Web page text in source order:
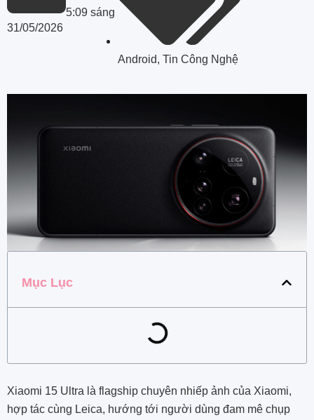
31/05/2026
5:09 sáng
Android, Tin Công Nghệ
Mục Lục
Xiaomi 15 Ultra là flagship chuyên nhiếp ảnh của Xiaomi,
hợp tác cùng Leica, hướng tới người dùng đam mê chụp